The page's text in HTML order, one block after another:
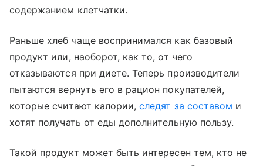
содержанием клетчатки.
Раньше хлеб чаще воспринимался как базовый
продукт или, наоборот, как то, от чего
отказываются при диете. Теперь производители
пытаются вернуть его в рацион покупателей,
которые считают калории,следят за составом и
хотят получать от еды дополнительную пользу.
Такой продукт может быть интересен тем, кто не